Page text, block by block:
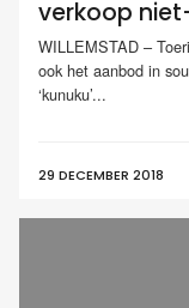
verkoop
WILLEMSTAD –
ook het aanbod in
‘kunuku’...
29 DECEMBER 2018